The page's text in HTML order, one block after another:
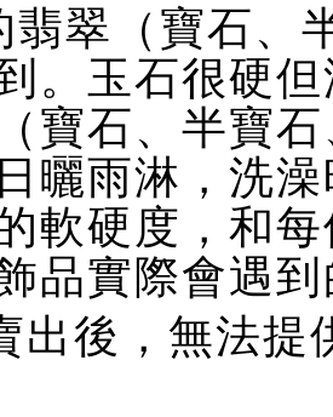
翡翠（寶石、
。玉石很硬
寶石、半寶
曬雨淋，洗
軟硬度，和
品實際會遇
出後，無法提